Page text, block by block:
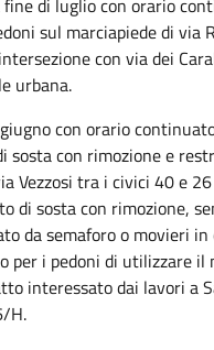
di luglio con orario
sul marciapiede di via
con via dei
urbana.
con orario
sosta con rimozione e
Vezzosi tra i civici 40 e
di sosta con rimozione,
da semaforo o movieri
per i pedoni di utilizzare il
interessato dai lavori a
H.